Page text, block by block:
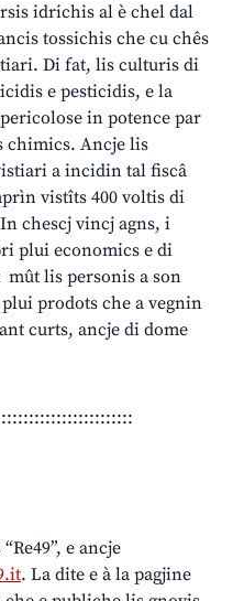
idrichis al è chel dal
tossichis che cu chês
Di fat, lis culturis di
e pesticidis, e la
in potence par
chimics. Ancje lis
a incidin tal fiscâ
vistîts 400 voltis di
chescj vincj agns, i
plui economics e di
lis personis a son
prodots che a vegnin
curts, ancje di dome
e ancje
. La dite e à la pagjine